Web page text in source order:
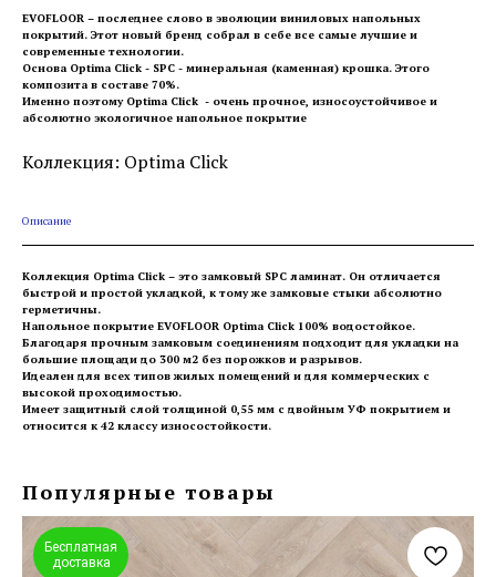
EVOFLOOR – последнее слово в эволюции виниловых напольных
покрытий. Этот новый бренд собрал в себе все самые лучшие и
современные технологии.
Основа Optima Click - SPC - минеральная (каменная) крошка. Этого
композита в составе 70%.
Именно поэтому Optima Click - очень прочное, износоустойчивое и
абсолютно экологичное напольное покрытие
Коллекция: Optima Click
Описание
Коллекция Optima Click – это замковый SPC ламинат. Он отличается
быстрой и простой укладкой, к тому же замковые стыки абсолютно
герметичны.
Напольное покрытие EVOFLOOR Optima Click 100% водостойкое.
Благодаря прочным замковым соединениям подходит для укладки на
большие площади до 300 м2 без порожков и разрывов.
Идеален для всех типов жилых помещений и для коммерческих с
высокой проходимостью.
Имеет защитный слой толщиной 0,55 мм с двойным УФ покрытием и
относится к 42 классу износостойкости.
Популярные товары
Бесплатная
доставка